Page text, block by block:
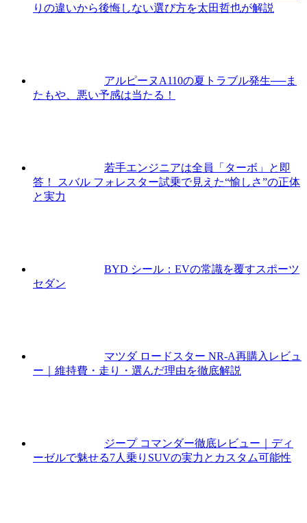
りの違いから後悔しない選び方を太田哲也が解説
アルピーヌA110の夏トラブル発生──ま
たもや、悪い予感は当たる！
若手エンジニアは全員「ターボ」と即
答！ スバル フォレスター試乗で見えた“愉しさ”の正体
と実力
BYD シール：EVの常識を覆すスポーツ
セダン
マツダ ロードスター NR-A再購入レビュ
ー｜維持費・走り・選んだ理由を徹底解説
ジープ コマンダー徹底レビュー｜ディ
ーゼルで魅せる7人乗りSUVの実力とカスタム可能性